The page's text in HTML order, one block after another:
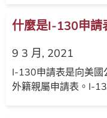
什麼是I-130申請
9 3 月, 2021
I-130申請表是向美國
外籍親屬申請表。I-